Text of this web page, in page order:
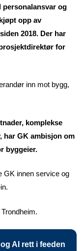
personalansvar og
opp av
2018. Der har
for
inn mot bygg,
komplekse
har GK ambisjon om
byggeier.
GK innen service og
AI rett i feeden